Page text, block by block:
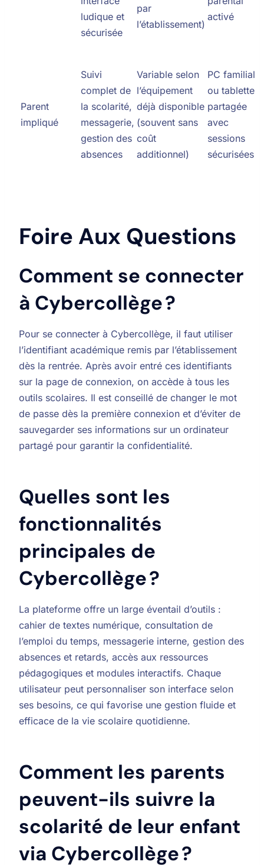
ludique et
sécurisée
par
l’établissement)
activé
Parent
impliqué
Suivi
complet de
la scolarité,
messagerie,
gestion des
absences
Variable selon
l’équipement
déjà disponible
(souvent sans
coût
additionnel)
PC familial
ou tablette
partagée
avec
sessions
sécurisées
Foire Aux Questions
Comment se connecter
à Cybercollège ?
Pour se connecter à Cybercollège, il faut utiliser
l’identifiant académique remis par l’établissement
dès la rentrée. Après avoir entré ces identifiants
sur la page de connexion, on accède à tous les
outils scolaires. Il est conseillé de changer le mot
de passe dès la première connexion et d’éviter de
sauvegarder ses informations sur un ordinateur
partagé pour garantir la confidentialité.
Quelles sont les
fonctionnalités
principales de
Cybercollège ?
La plateforme offre un large éventail d’outils :
cahier de textes numérique, consultation de
l’emploi du temps, messagerie interne, gestion des
absences et retards, accès aux ressources
pédagogiques et modules interactifs. Chaque
utilisateur peut personnaliser son interface selon
ses besoins, ce qui favorise une gestion fluide et
efficace de la vie scolaire quotidienne.
Comment les parents
peuvent-ils suivre la
scolarité de leur enfant
via Cybercollège ?